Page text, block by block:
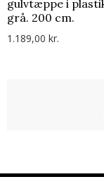
gulvtæppe i
grå. 200 cm.
1.189,00 kr.